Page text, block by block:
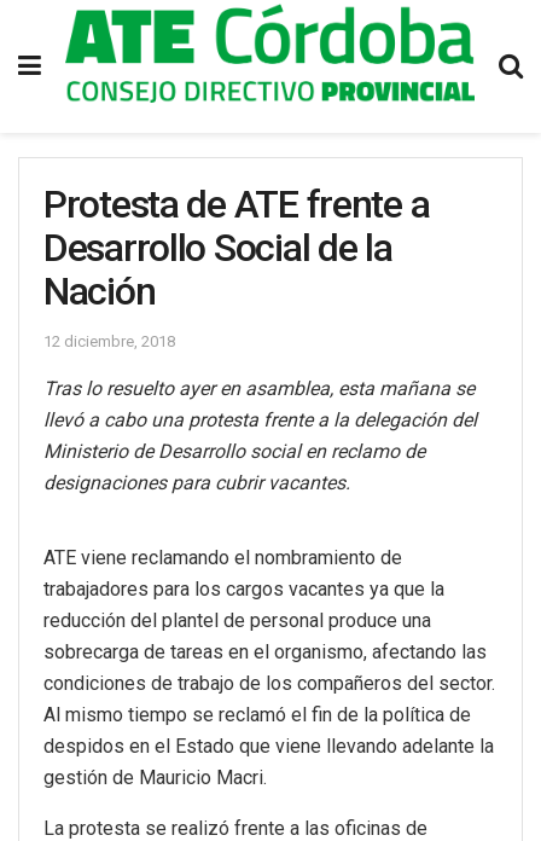
Protesta de ATE frente a
Desarrollo Social de la
Nación
12 diciembre, 2018
Tras lo resuelto ayer en asamblea, esta mañana se
llevó a cabo una protesta frente a la delegación del
Ministerio de Desarrollo social en reclamo de
designaciones para cubrir vacantes.
ATE viene reclamando el nombramiento de
trabajadores para los cargos vacantes ya que la
reducción del plantel de personal produce una
sobrecarga de tareas en el organismo, afectando las
condiciones de trabajo de los compañeros del sector.
Al mismo tiempo se reclamó el fin de la política de
despidos en el Estado que viene llevando adelante la
gestión de Mauricio Macri.
La protesta se realizó frente a las oficinas de